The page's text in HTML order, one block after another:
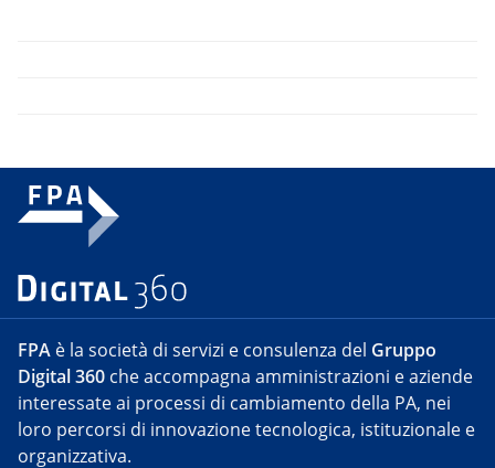
FPA è la società di servizi e consulenza del Gruppo
Digital 360 che accompagna amministrazioni e aziende
interessate ai processi di cambiamento della PA, nei
loro percorsi di innovazione tecnologica, istituzionale e
organizzativa.